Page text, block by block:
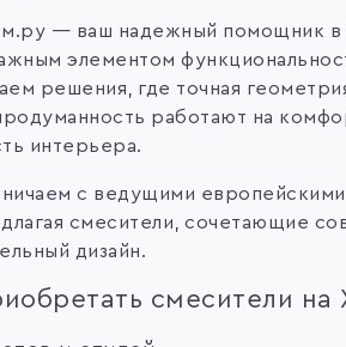
— ваш надежный помощник в
элементом
решения, где точная
работают на
интерьера.
с ведущими
смесители, сочетающие
дизайн.
смесители на